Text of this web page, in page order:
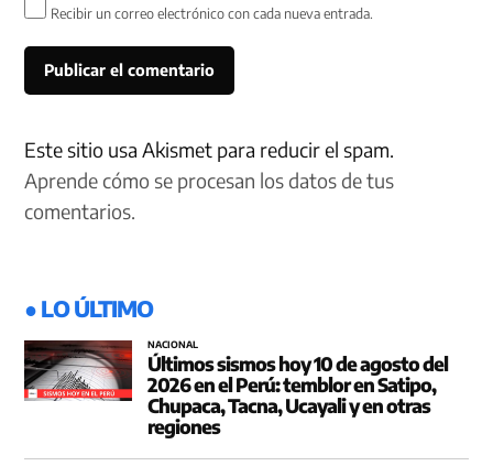
Recibir un correo electrónico con cada nueva entrada.
Este sitio usa Akismet para reducir el spam.
Aprende cómo se procesan los datos de tus
comentarios.
● LO ÚLTIMO
NACIONAL
Últimos sismos hoy 10 de agosto del
2026 en el Perú: temblor en Satipo,
Chupaca, Tacna, Ucayali y en otras
regiones